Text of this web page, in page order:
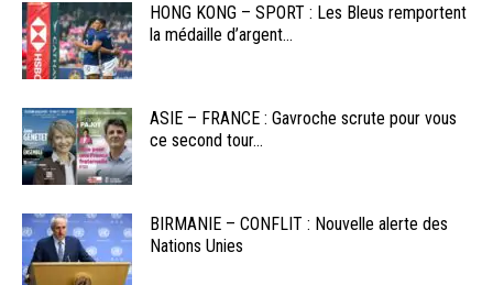
HONG KONG – SPORT : Les Bleus remportent
la médaille d’argent...
ASIE – FRANCE : Gavroche scrute pour vous
ce second tour...
BIRMANIE – CONFLIT : Nouvelle alerte des
Nations Unies